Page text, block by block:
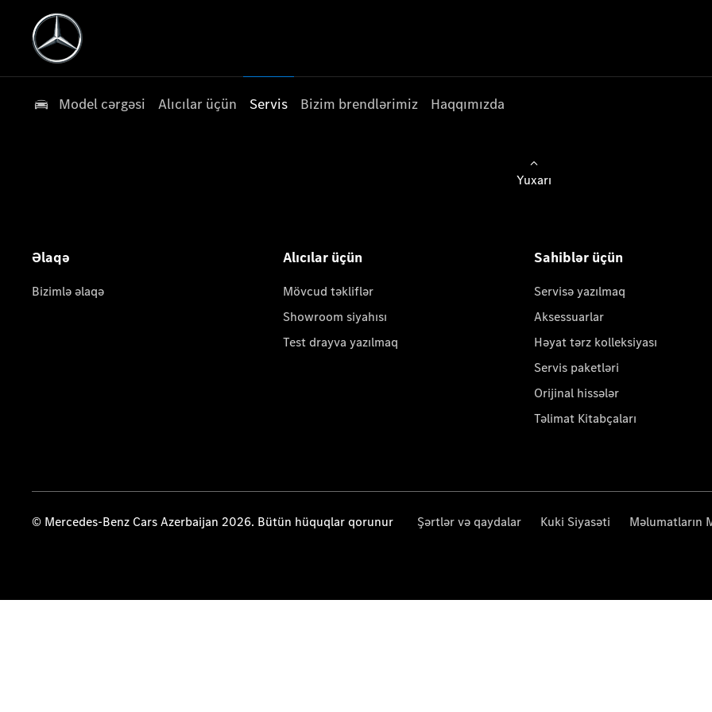
Model cərgəsi Alıcılar üçün Servis Bizim brendlərimiz Haqqımızda
Yuxarı
Əlaqə
Bizimlə əlaqə
Alıcılar üçün
Mövcud təkliflər
Showroom siyahısı
Test drayva yazılmaq
Sahiblər üçün
Servisə yazılmaq
Aksessuarlar
Həyat tərz kolleksiyası
Servis paketləri
Orijinal hissələr
Təlimat Kitabçaları
© Mercedes-Benz Cars Azerbaijan 2026. Bütün hüquqlar qorunur Şərtlər və qaydalar Kuki Siyasəti Məlumatların